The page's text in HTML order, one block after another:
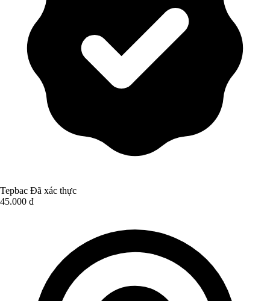
Tepbac Đã xác thực
45.000 đ